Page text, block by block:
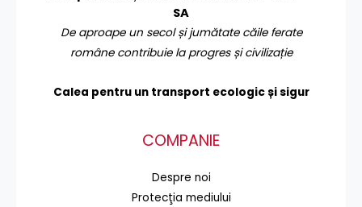
SA
De aproape un secol și jumătate căile ferate
române contribuie la progres și civilizație
Calea pentru un transport ecologic și sigur
COMPANIE
Despre noi
Protecţia mediului